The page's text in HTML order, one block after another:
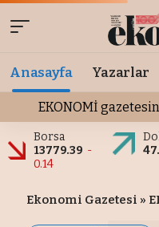
Anasayfa Yazarlar
EKONOMİ
Borsa
13779.39 -
0.14
Ekonomi Gazetesi »